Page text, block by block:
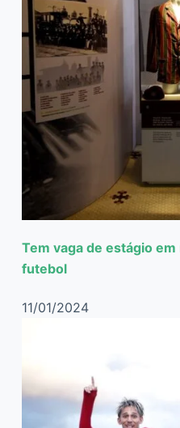
Tem vaga de estágio
futebol
11/01/2024